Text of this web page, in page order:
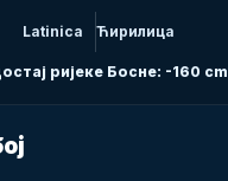
Latinica Ћирилица
ријеке Босне: -160 cm